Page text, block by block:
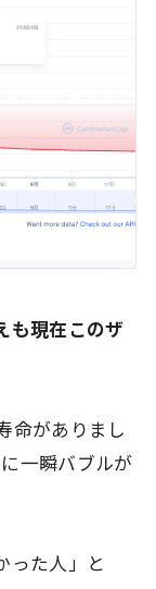
も現在このザ
命がありまし
一瞬バブルが
った人」と